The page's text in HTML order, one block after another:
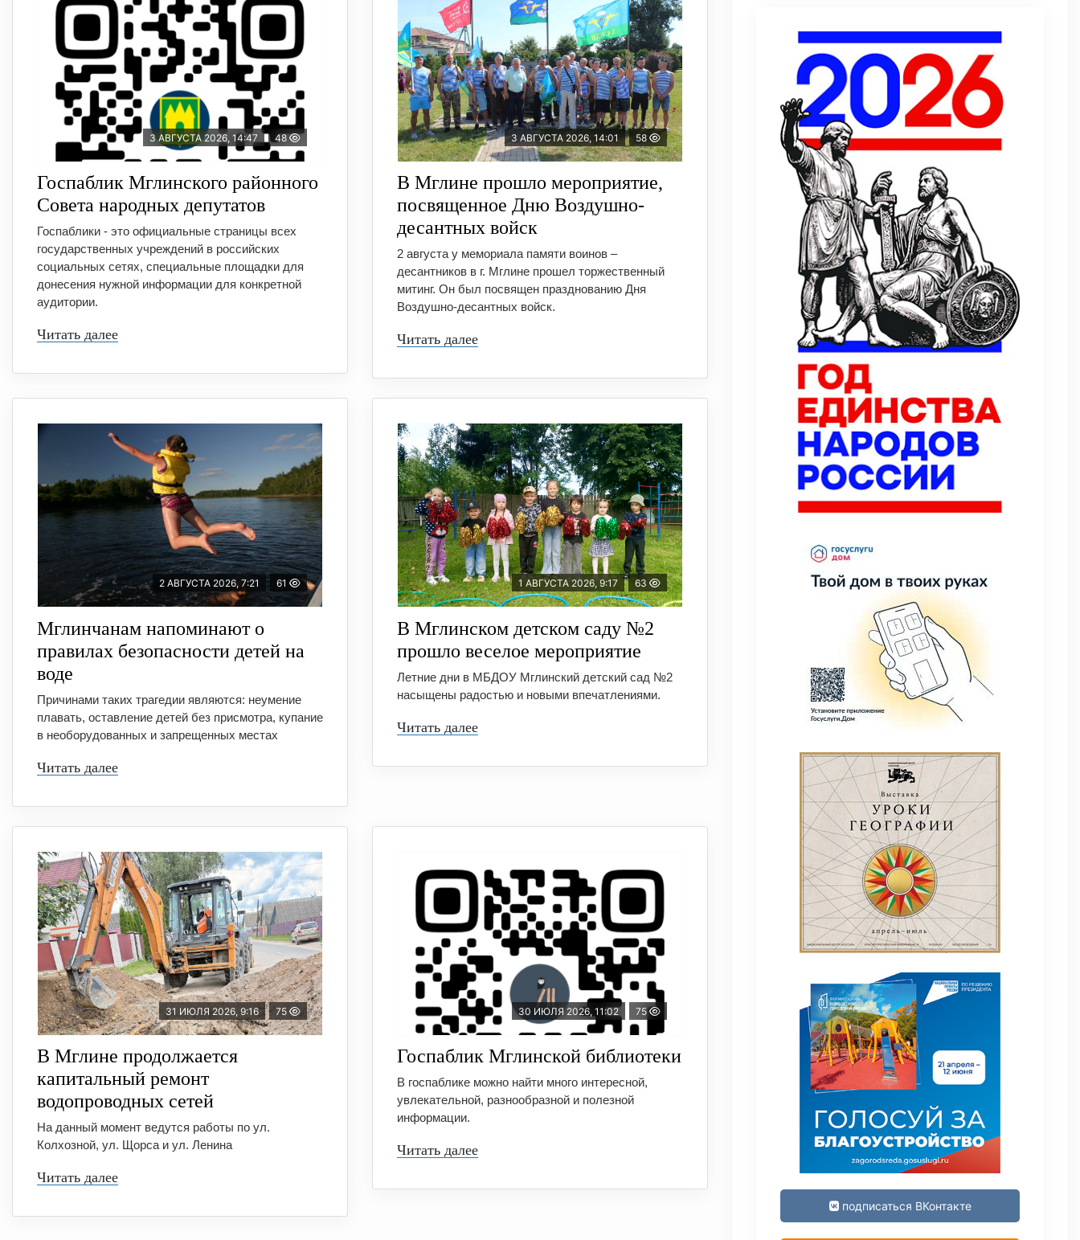
3 АВГУСТА 2026, 14:47 48
Госпаблик Мглинского районного
Совета народных депутатов
Госпаблики - это официальные страницы всех
государственных учреждений в российских
социальных сетях, специальные площадки для
донесения нужной информации для конкретной
аудитории.
Читать далее
3 АВГУСТА 2026, 14:01 58
В Мглине прошло мероприятие,
посвященное Дню Воздушно-
десантных войск
2 августа у мемориала памяти воинов –
десантников в г. Мглине прошел торжественный
митинг. Он был посвящен празднованию Дня
Воздушно-десантных войск.
Читать далее
2 АВГУСТА 2026, 7:21 61
Мглинчанам напоминают о
правилах безопасности детей на
воде
Причинами таких трагедии являются: неумение
плавать, оставление детей без присмотра, купание
в необорудованных и запрещенных местах
Читать далее
1 АВГУСТА 2026, 9:17 63
В Мглинском детском саду №2
прошло веселое мероприятие
Летние дни в МБДОУ Мглинский детский сад №2
насыщены радостью и новыми впечатлениями.
Читать далее
31 ИЮЛЯ 2026, 9:16 75
В Мглине продолжается
капитальный ремонт
водопроводных сетей
На данный момент ведутся работы по ул.
Колхозной, ул. Щорса и ул. Ленина
Читать далее
30 ИЮЛЯ 2026, 11:02 75
Госпаблик Мглинской библиотеки
В госпаблике можно найти много интересной,
увлекательной, разнообразной и полезной
информации.
Читать далее
подписаться ВКонтакте